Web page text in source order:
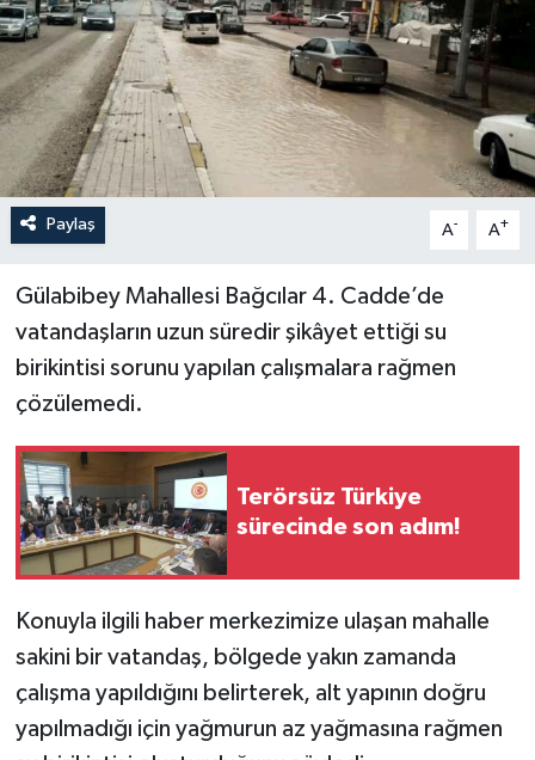
Paylaş A- A+
Gülabibey Mahallesi Bağcılar 4. Cadde’de
vatandaşların uzun süredir şikâyet ettiği su
birikintisi sorunu yapılan çalışmalara rağmen
çözülemedi.
Terörsüz Türkiye
sürecinde son adım!
Konuyla ilgili haber merkezimize ulaşan mahalle
sakini bir vatandaş, bölgede yakın zamanda
çalışma yapıldığını belirterek, alt yapının doğru
yapılmadığı için yağmurun az yağmasına rağmen
OTOPARK
TEKNOLOJİ